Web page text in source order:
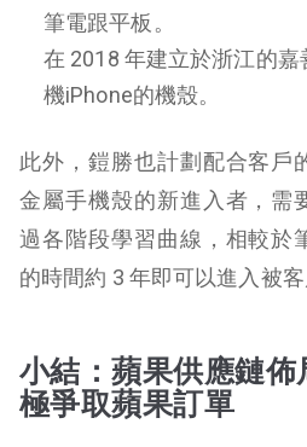
筆電跟平板。
在 2018 年建立於浙江的
機iPhone的機殼。
此外，鎧勝也計劃配合客戶
金屬手機殼的新進入者，需
過各階段學習曲線，相較於
的時間約 3 年即可以進入被客
小結：蘋果供應鏈
極爭取蘋果訂單